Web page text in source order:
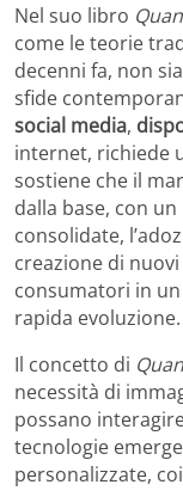
Nel suo libro
come le teorie
decenni fa, non
sfide
social media,
internet, richiede
sostiene che il
dalla base, con
consolidate,
creazione di
consumatori in
rapida evoluzione.
Il concetto di
necessità di
possano
tecnologie
personalizzate,